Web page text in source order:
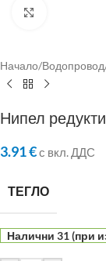
Начало/Водопровод
Нипел
3.91€с вкл. ДДС
ТЕГЛО
Налични 31 (при